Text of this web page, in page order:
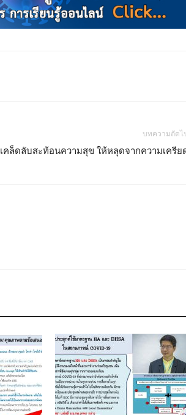
บทความถัดไ
เคล็ดลับสะท้อนความสุข ให้หลุดจากความเครีย